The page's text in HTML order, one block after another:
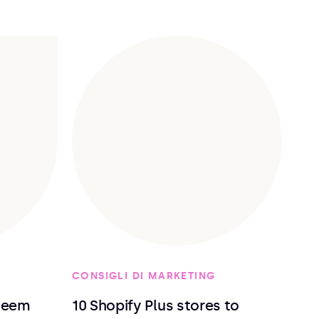
CONSIGLI DI MARKETING
10 Shopify Plus stores to